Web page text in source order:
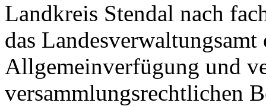
Landkreis Stendal nach
das
Allgemeinverfügung und
versammlungsrechtlichen